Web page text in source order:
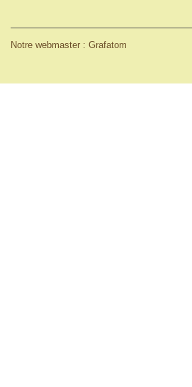
Notre webmaster : Grafatom